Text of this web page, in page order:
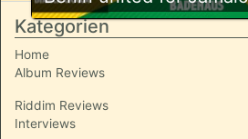
Kategorien
Home
Album Reviews
Riddim Reviews
Interviews